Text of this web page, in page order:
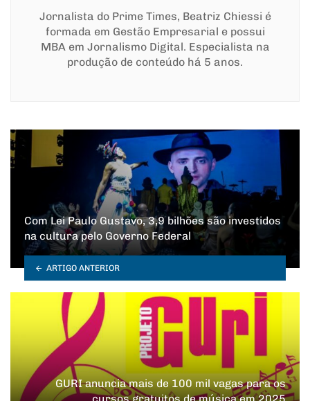
Jornalista do Prime Times, Beatriz Chiessi é
formada em Gestão Empresarial e possui
MBA em Jornalismo Digital. Especialista na
produção de conteúdo há 5 anos.
Com Lei Paulo Gustavo, 3,9 bilhões são investidos
na cultura pelo Governo Federal
ARTIGO ANTERIOR
GURI anuncia mais de 100 mil vagas para os